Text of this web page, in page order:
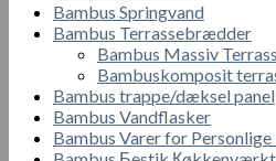
Bambus Springvand
Bambus Terrassebrædder
Bambus Massiv
Bambuskomposit
Bambus trappe/dæksel panel
Bambus Vandflasker
Bambus Varer for